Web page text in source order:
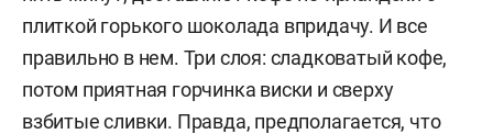
плиткой горького шоколада впридачу. И все
правильно в нем. Три слоя: сладковатый кофе,
потом приятная горчинка виски и сверху
взбитые сливки. Правда, предполагается, что